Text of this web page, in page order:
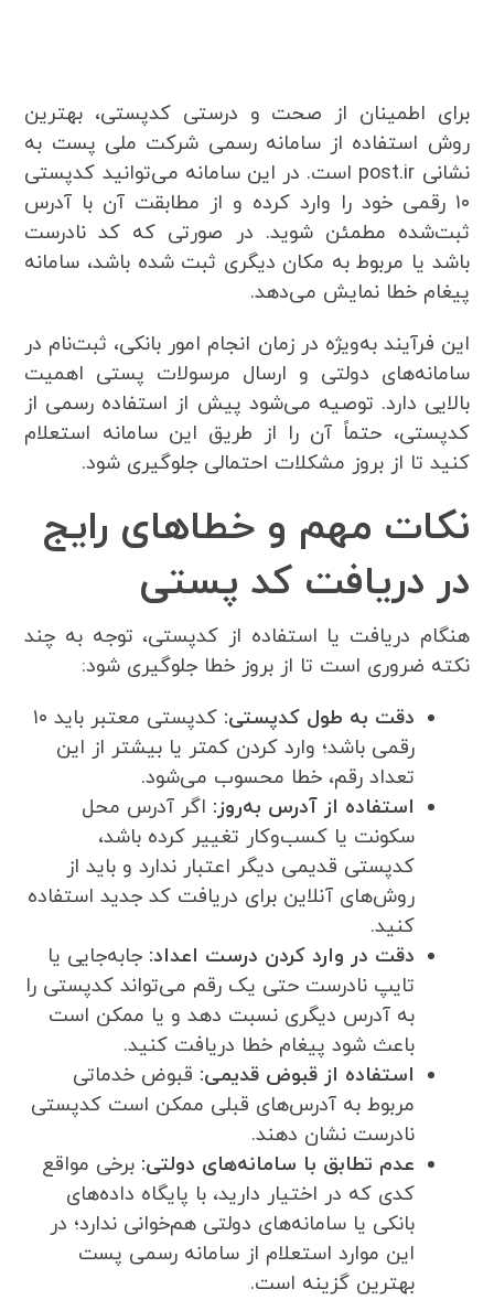
برای اطمینان از صحت و درستی کدپستی، بهترین
روش استفاده از سامانه رسمی شرکت ملی پست به
نشانی post.ir است. در این سامانه می‌توانید کدپستی
۱۰ رقمی خود را وارد کرده و از مطابقت آن با آدرس
ثبت‌شده مطمئن شوید. در صورتی که کد نادرست
باشد یا مربوط به مکان دیگری ثبت شده باشد، سامانه
پیغام خطا نمایش می‌دهد.
این فرآیند به‌ویژه در زمان انجام امور بانکی، ثبت‌نام در
سامانه‌های دولتی و ارسال مرسولات پستی اهمیت
بالایی دارد. توصیه می‌شود پیش از استفاده رسمی از
کدپستی، حتماً آن را از طریق این سامانه استعلام
کنید تا از بروز مشکلات احتمالی جلوگیری شود.
نکات مهم و خطاهای رایج
در دریافت کد پستی
هنگام دریافت یا استفاده از کدپستی، توجه به چند
نکته ضروری است تا از بروز خطا جلوگیری شود:
دقت به طول کدپستی:
کدپستی معتبر باید ۱۰
رقمی باشد؛ وارد کردن کمتر یا بیشتر از این
تعداد رقم، خطا محسوب می‌شود.
استفاده از آدرس به‌روز: اگر آدرس محل
سکونت یا کسب‌وکار تغییر کرده باشد،
کدپستی قدیمی دیگر اعتبار ندارد و باید از
روش‌های آنلاین برای دریافت کد جدید استفاده
کنید.
دقت در وارد کردن درست اعداد: جابه‌جایی یا
تایپ نادرست حتی یک رقم می‌تواند کدپستی را
به آدرس دیگری نسبت دهد و یا ممکن است
باعث شود پیغام خطا دریافت کنید.
استفاده از قبوض قدیمی: قبوض خدماتی
مربوط به آدرس‌های قبلی ممکن است کدپستی
نادرست نشان دهند.
عدم تطابق با سامانه‌های دولتی: برخی مواقع
کدی که در اختیار دارید، با پایگاه داده‌های
بانکی یا سامانه‌های دولتی هم‌خوانی ندارد؛ در
این موارد استعلام از سامانه رسمی پست
بهترین گزینه است.